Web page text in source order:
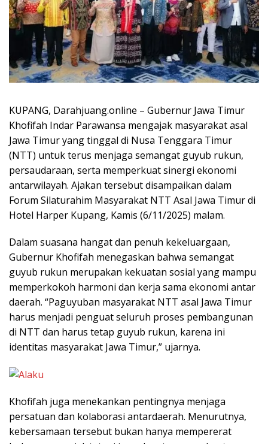
KUPANG, Darahjuang.online – Gubernur Jawa Timur
Khofifah Indar Parawansa mengajak masyarakat asal
Jawa Timur yang tinggal di Nusa Tenggara Timur
(NTT) untuk terus menjaga semangat guyub rukun,
persaudaraan, serta memperkuat sinergi ekonomi
antarwilayah. Ajakan tersebut disampaikan dalam
Forum Silaturahim Masyarakat NTT Asal Jawa Timur di
Hotel Harper Kupang, Kamis (6/11/2025) malam.
Dalam suasana hangat dan penuh kekeluargaan,
Gubernur Khofifah menegaskan bahwa semangat
guyub rukun merupakan kekuatan sosial yang mampu
memperkokoh harmoni dan kerja sama ekonomi antar
daerah. “Paguyuban masyarakat NTT asal Jawa Timur
harus menjadi penguat seluruh proses pembangunan
di NTT dan harus tetap guyub rukun, karena ini
identitas masyarakat Jawa Timur,” ujarnya.
Khofifah juga menekankan pentingnya menjaga
persatuan dan kolaborasi antardaerah. Menurutnya,
kebersamaan tersebut bukan hanya mempererat